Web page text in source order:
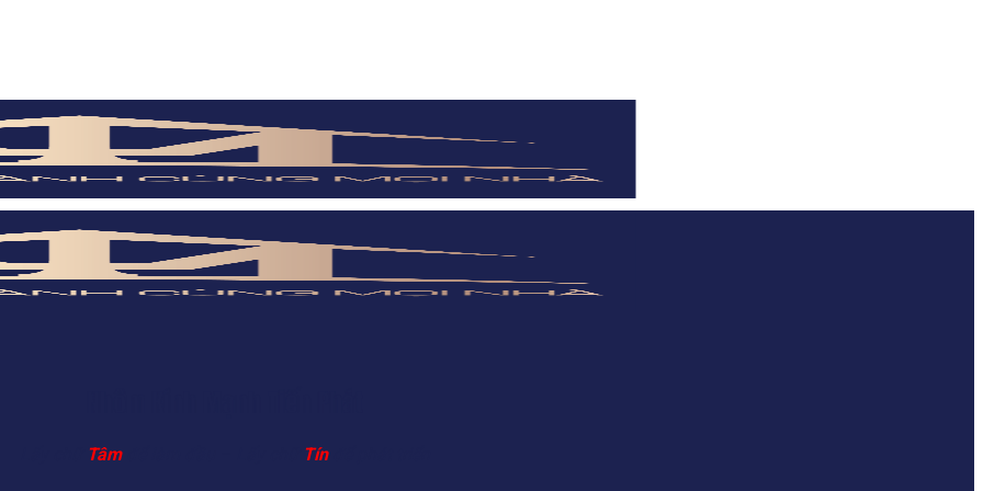
Tâmđể làm đầu – Lấy chữ Tínđể phát triển